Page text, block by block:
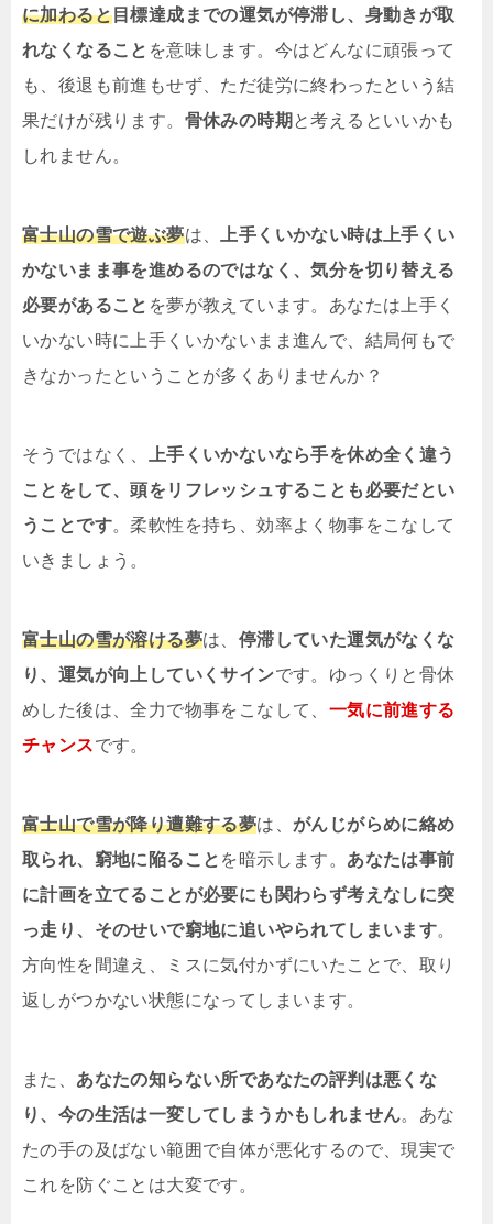
に加わると 目標達成までの運気が停滞し、身動きが取
れなくなること を意味します。今はどんなに頑張って
も、後退も前進もせず、ただ徒労に終わったという結
果だけが残ります。 骨休みの時期 と考えるといいかも
しれません。
富士山の雪で遊ぶ夢は、
上手くいかない時は上手くい
かないまま事を進めるのではなく、気分を切り替える
必要があること を夢が教えています。あなたは上手く
いかない時に上手くいかないまま進んで、結局何もで
きなかったということが多くありませんか？
そうではなく、
上手くいかないなら手を休め全く違う
ことをして、頭をリフレッシュすることも必要だとい
うことです。柔軟性を持ち、効率よく物事をこなして
いきましょう。
富士山の雪が溶ける夢は、 停滞していた運気がなくな
り、運気が向上していくサインです。ゆっくりと骨休
めした後は、全力で物事をこなして、 一気に前進する
チャンスです。
富士山で雪が降り遭難する夢は、 がんじがらめに絡め
取られ、窮地に陥ること を暗示します。 あなたは事前
に計画を立てることが必要にも関わらず考えなしに突
っ走り、そのせいで窮地に追いやられてしまいます。
方向性を間違え、ミスに気付かずにいたことで、取り
返しがつかない状態になってしまいます。
また、 あなたの知らない所であなたの評判は悪くな
り、今の生活は一変してしまうかもしれません。あな
たの手の及ばない範囲で自体が悪化するので、現実で
これを防ぐことは大変です。